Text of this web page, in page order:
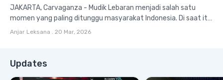
JAKARTA, Carvaganza - Mudik Lebaran menjadi salah satu
momen yang paling ditunggu masyarakat Indonesia. Di saat itu,
mobilitas manusia dalam...
Anjar Leksana . 20 Mar, 2026
Updates